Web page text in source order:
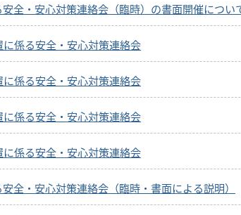
全・安心対策連絡会（臨時）の書面開催につい
係る安全・安心対策連絡会
係る安全・安心対策連絡会
係る安全・安心対策連絡会
係る安全・安心対策連絡会
全・安心対策連絡会（臨時・書面による説明）